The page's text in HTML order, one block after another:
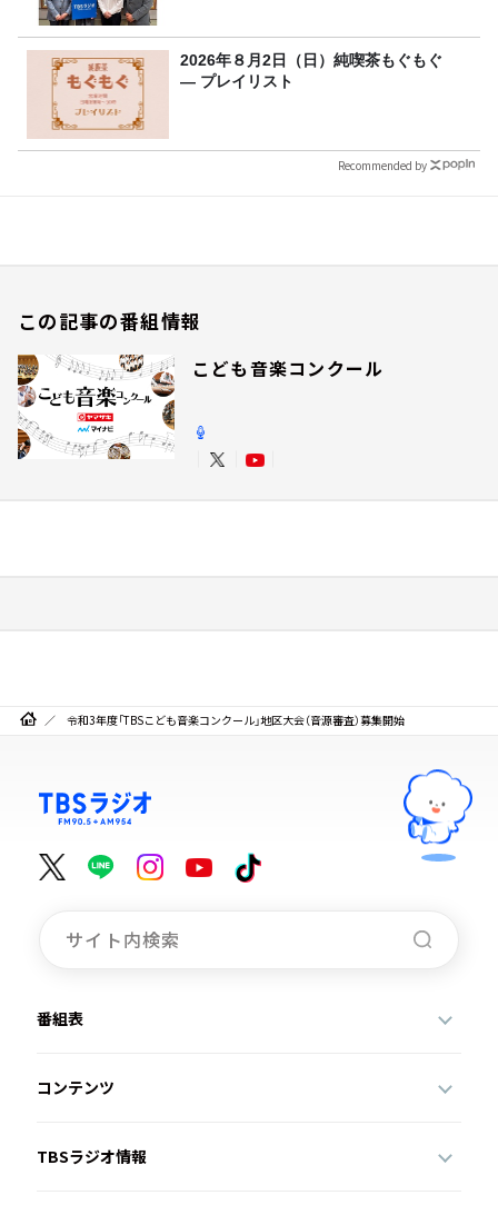
2026年８月2日（日）純喫茶もぐもぐ
― プレイリスト
Recommended by
この記事の番組情報
こども音楽コンクール
令和3年度「TBSこども音楽コンクール」地区大会（音源審査）募集開始
番組表
コンテンツ
TBSラジオ情報